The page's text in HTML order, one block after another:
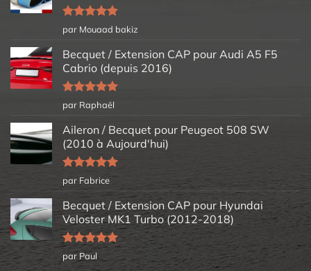
Note5sur
5
par Mouaad bakiz
Becquet / Extension CAP pour Audi A5 F5
Cabrio (depuis 2016)
Note5sur
5
par Raphaël
Aileron / Becquet pour Peugeot 508 SW
(2010 à Aujourd'hui)
Note5sur
5
par Fabrice
Becquet / Extension CAP pour Hyundai
Veloster MK1 Turbo (2012-2018)
Note5sur
5
par Paul